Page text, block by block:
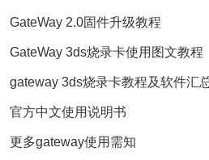
GateWay 2.0固件升级教程
GateWay 3ds烧录卡使用图文教程
gateway 3ds烧录卡教程及软件汇
官方中文使用说明书
更多gateway使用需知